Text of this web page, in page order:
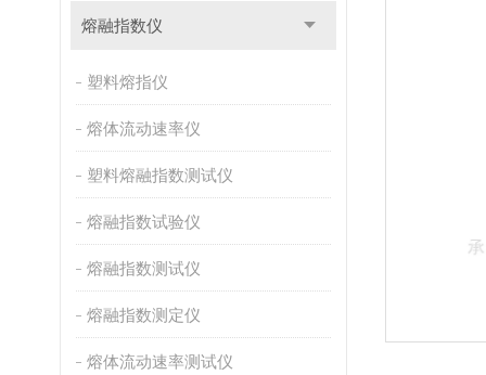
熔融指数仪
塑料熔指仪
熔体流动速率仪
塑料熔融指数测试仪
熔融指数试验仪
熔融指数测试仪
熔融指数测定仪
熔体流动速率测试仪